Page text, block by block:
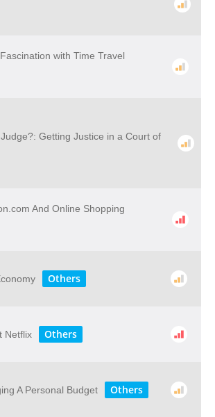
with Time Travel
Getting​ ​Justice​ ​in​ ​a​ ​Court​ ​of​
And Online Shopping
Others
Netflix Others
A Personal Budget Others